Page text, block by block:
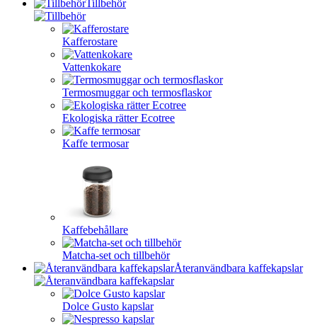
Tillbehör
Kafferostare
Vattenkokare
Termosmuggar och termosflaskor
Ekologiska rätter Ecotree
Kaffe termosar
Kaffebehållare
Matcha-set och tillbehör
Återanvändbara kaffekapslar
Dolce Gusto kapslar